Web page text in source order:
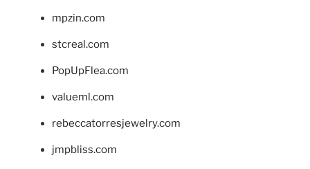
mpzin.com
stcreal.com
PopUpFlea.com
valueml.com
rebeccatorresjewelry.com
jmpbliss.com